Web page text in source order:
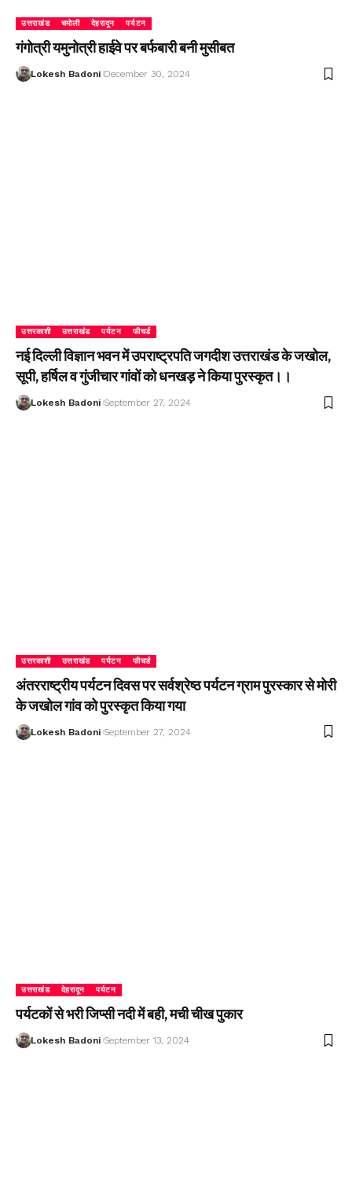
उत्तराखंड चमोली देहरादून पर्यटन
गंगोत्री यमुनोत्री हाईवे पर बर्फबारी बनी मुसीबत
Lokesh Badoni December 30, 2024
उत्तरकाशी उत्तराखंड पर्यटन फीचर्ड
नई दिल्ली विज्ञान भवन में उपराष्ट्रपति जगदीश उत्तराखंड के जखोल,
सूपी, हर्षिल व गुंजीचार गांवों को धनखड़ ने किया पुरस्कृत।।
Lokesh Badoni September 27, 2024
उत्तरकाशी उत्तराखंड पर्यटन फीचर्ड
अंतरराष्ट्रीय पर्यटन दिवस पर सर्वश्रेष्ठ पर्यटन ग्राम पुरस्कार से मोरी
के जखोल गांव को पुरस्कृत किया गया
Lokesh Badoni September 27, 2024
उत्तराखंड देहरादून पर्यटन
पर्यटकों से भरी जिप्सी नदी में बही, मची चीख पुकार
Lokesh Badoni September 13, 2024